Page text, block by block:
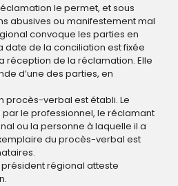
le permet, et sous
abusives ou manifestement mal
convoque les parties en
date de la conciliation est fixée
réception de la réclamation. Elle
d’une des parties, en
procès-verbal est établi. Le
le professionnel, le réclamant
ou la personne à laquelle il a
du procès-verbal est
régional atteste